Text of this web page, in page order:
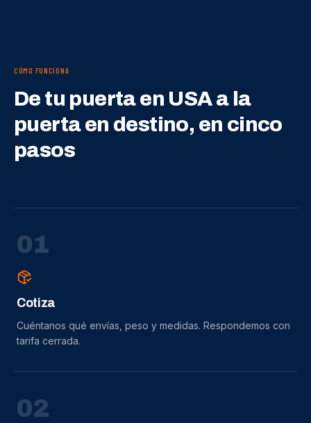
CÓMO FUNCIONA
De tu puerta en USA a la
puerta en destino, en cinco
pasos
01
Cotiza
Cuéntanos qué envías, peso y medidas. Respondemos con
tarifa cerrada.
02